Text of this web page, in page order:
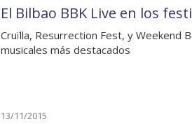
El Bilbao BBK Live en los
Cruïlla, Resurrection Fest, y Weekend
musicales más destacados
13/11/2015